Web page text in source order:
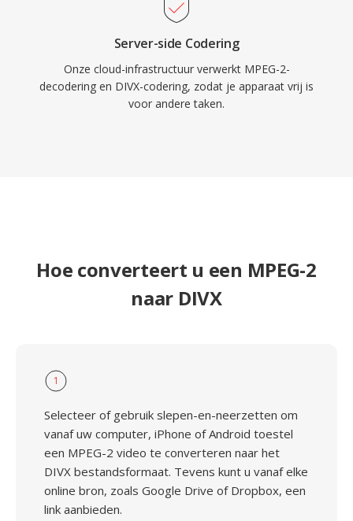
Server-side Codering
Onze cloud-infrastructuur verwerkt MPEG-2-
decodering en DIVX-codering, zodat je apparaat vrij is
voor andere taken.
Hoe converteert u een MPEG-2
naar DIVX
1
Selecteer of gebruik slepen-en-neerzetten om
vanaf uw computer, iPhone of Android toestel
een MPEG-2 video te converteren naar het
DIVX bestandsformaat. Tevens kunt u vanaf elke
online bron, zoals Google Drive of Dropbox, een
link aanbieden.